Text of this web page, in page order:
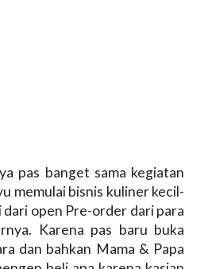
pas banget sama kegiatan
memulai bisnis kuliner kecil-
dari open Pre-order dari para
Karena pas baru buka
dan bahkan Mama & Papa